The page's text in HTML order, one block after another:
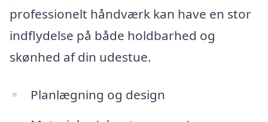
professionelt håndværk kan have en stor
indflydelse på både holdbarhed og
skønhed af din udestue.
Planlægning og design